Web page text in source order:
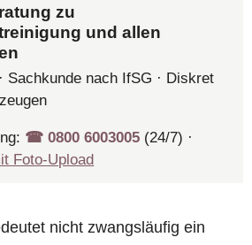
zu
und allen
Sachkunde nach IfSG · Diskret
☎︎ 0800 6003005 (24/7) ·
Foto-Upload
nicht zwangsläufig ein